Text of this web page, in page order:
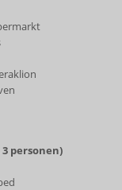
personen)